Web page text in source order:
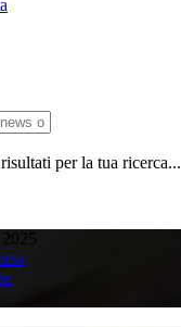
per la tua ricerca...